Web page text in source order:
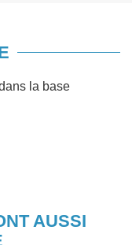
la base
AUSSI